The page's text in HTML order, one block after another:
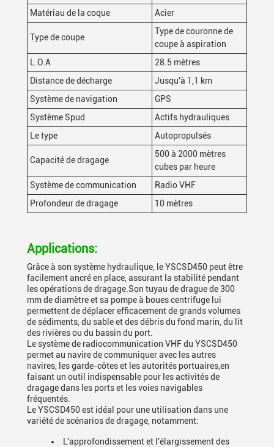
Matériau de la coque Acier
Type de coupe
Type de couronne de
coupe à aspiration
L.O.A
28.5 mètres
Distance de décharge
Jusqu'à 1,1 km
Système de navigation
GPS
Système Spud
Actifs hydrauliques
Le type
Autopropulsés
Capacité de dragage
500 à 2000 mètres
cubes par heure
Système de communication
Radio VHF
Profondeur de dragage
10 mètres
Applications:
Grâce à son système hydraulique, le YSCSD450 peut être
facilement ancré en place, assurant la stabilité pendant
les opérations de dragage.Son tuyau de drague de 300
mm de diamètre et sa pompe à boues centrifuge lui
permettent de déplacer efficacement de grands volumes
de sédiments, du sable et des débris du fond marin, du lit
des rivières ou du bassin du port.
Le système de radiocommunication VHF du YSCSD450
permet au navire de communiquer avec les autres
navires, les garde-côtes et les autorités portuaires,en
faisant un outil indispensable pour les activités de
dragage dans les ports et les voies navigables
fréquentés.
Le YSCSD450 est idéal pour une utilisation dans une
variété de scénarios de dragage, notamment:
L'approfondissement et l'élargissement des